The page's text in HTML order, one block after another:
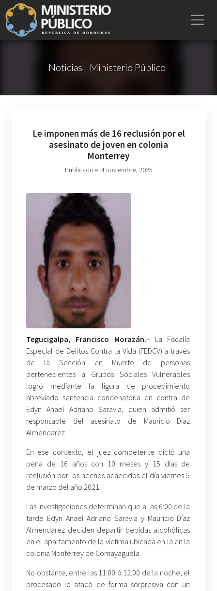
Noticias | Ministerio Público
Le imponen más de 16 reclusión por el
asesinato de joven en colonia
Monterrey
Publicado el 4 noviembre, 2025
Tegucigalpa, Francisco Morazán.– La Fiscalía
Especial de Delitos Contra la Vida (FEDCV) a través
de la Sección en Muerte de personas
pertenecientes a Grupos Sociales Vulnerables
logró mediante la figura de procedimiento
abreviado sentencia condenatoria en contra de
Edyn Anael Adriano Saravia, quien admitió ser
responsable del asesinato de Mauricio Díaz
Almendarez.
En ese contexto, el juez competente dictó una
pena de 16 años con 10 meses y 15 días de
reclusión por los hechos acaecidos el día viernes 5
de marzo del año 2021.
Las investigaciones determinan que a las 6:00 de la
tarde Edyn Anael Adriano Saravia y Mauricio Díaz
Almendarez deciden departir bebidas alcohólicas
en el apartamento de la víctima ubicada en la en la
colonia Monterrey de Comayagüela.
No obstante, entre las 11:00 ó 12:00 de la noche, el
procesado lo atacó de forma sorpresiva con un